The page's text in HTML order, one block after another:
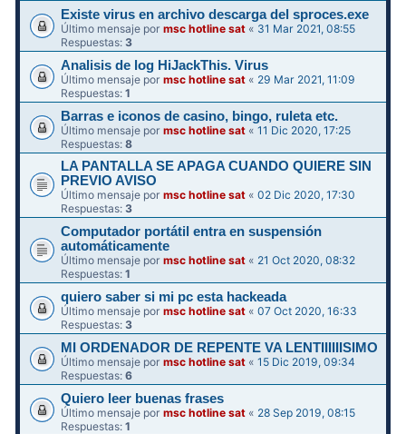
Existe virus en archivo descarga del sproces.exe
Último mensaje pormsc hotline sat « 31 Mar 2021, 08:55
Respuestas: 3
Analisis de log HiJackThis. Virus
Último mensaje pormsc hotline sat « 29 Mar 2021, 11:09
Respuestas:1
Barras e iconos de casino, bingo, ruleta etc.
Último mensaje pormsc hotline sat «11 Dic 2020, 17:25
Respuestas:8
LA PANTALLA SE APAGA CUANDO QUIERE SIN
PREVIO AVISO
Último mensaje pormsc hotline sat «02 Dic 2020, 17:30
Respuestas:3
Computador portátil entra en suspensión
automáticamente
Último mensaje pormsc hotline sat « 21 Oct 2020, 08:32
Respuestas:1
quiero saber si mi pc esta hackeada
Último mensaje pormsc hotline sat «07 Oct 2020, 16:33
Respuestas:3
MI ORDENADOR DE REPENTE VA LENTIIIIIISIMO
Último mensaje pormsc hotline sat «15 Dic 2019, 09:34
Respuestas:6
Quiero leer buenas frases
Último mensaje pormsc hotline sat « 28 Sep 2019, 08:15
Respuestas:1